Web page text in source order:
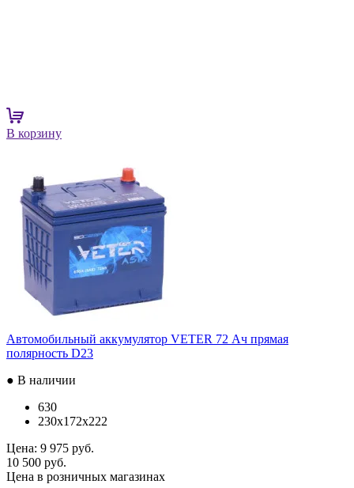
В корзину
Автомобильный аккумулятор VETER 72 Ач прямая
полярность D23
● В наличии
630
230x172x222
Цена: 9 975 руб.
10 500 руб.
Цена в розничных магазинах